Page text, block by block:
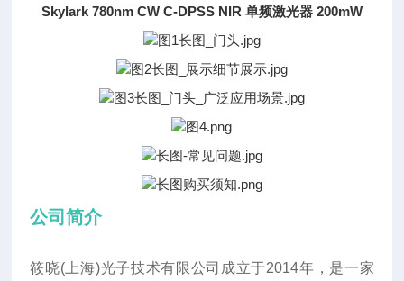
Skylark 780nm CW C-DPSS NIR 单频激光器 200mW
公司简介
筱晓(上海)光子技术有限公司成立于2014年 ， 是一家